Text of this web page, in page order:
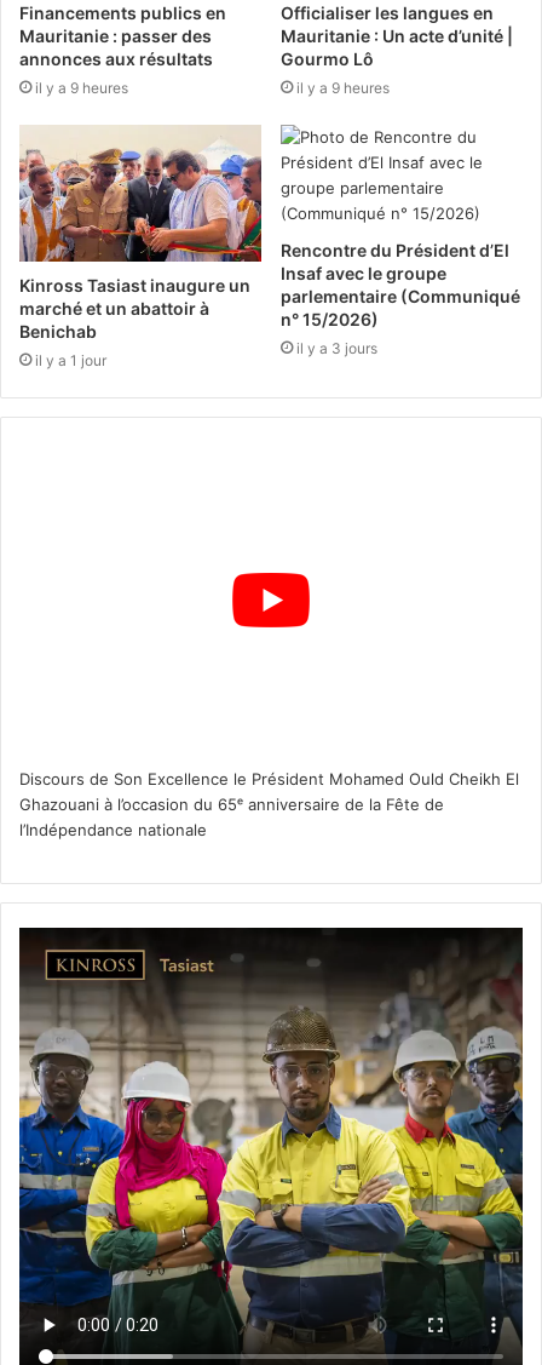
Financements publics en
Mauritanie : passer des
annonces aux résultats
il y a 9 heures
Officialiser les langues en
Mauritanie : Un acte d’unité |
Gourmo Lô
il y a 9 heures
Kinross Tasiast inaugure un
marché et un abattoir à
Benichab
il y a 1 jour
Rencontre du Président d’El
Insaf avec le groupe
parlementaire (Communiqué
n° 15/2026)
il y a 3 jours
Discours de Son Excellence le Président Mohamed Ould Cheikh El
Ghazouani à l’occasion du 65ᵉ anniversaire de la Fête de
l’Indépendance nationale